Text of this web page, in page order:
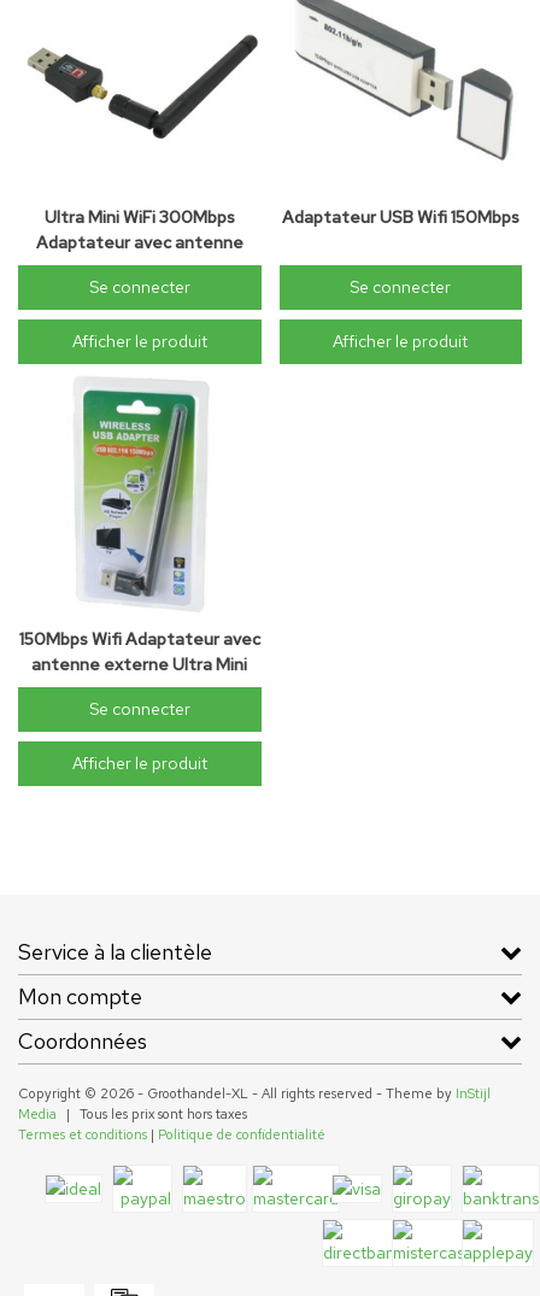
Ultra Mini WiFi 300Mbps
Adaptateur avec antenne
externe
Se connecter
Afficher le produit
Adaptateur USB Wifi 150Mbps
Se connecter
Afficher le produit
150Mbps Wifi Adaptateur avec
antenne externe Ultra Mini
Se connecter
Afficher le produit
Service à la clientèle
Mon compte
Coordonnées
Copyright © 2026 - Groothandel-XL - All rights reserved - Theme by InStijl
Media
|
Tous les prix sont hors taxes
Termes et conditions | Politique de confidentialité